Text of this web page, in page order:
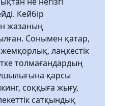
Кейбір
жазаның
Сонымен қатар,
лаңкестік
толмағандардың
қарсы
соққыға жығу,
сатқындық